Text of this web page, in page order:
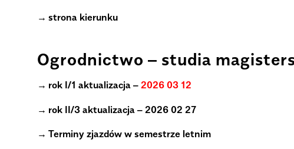
strona kierunku
Ogrodnictwo – studia
rok I/1 aktualizacja – 2026 03 12
rok II/3 aktualizacja – 2026 02 27
Terminy zjazdów w semestrze letnim